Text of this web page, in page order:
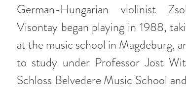
German-Hungarian violinist
Visontay began playing in 1988,
at the music school in Magdeburg,
to study under Professor Jost
Schloss Belvedere Music School